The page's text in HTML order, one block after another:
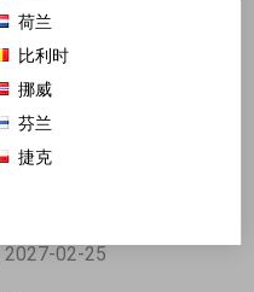
2027-02-25
荷兰
比利时
挪威
芬兰
捷克